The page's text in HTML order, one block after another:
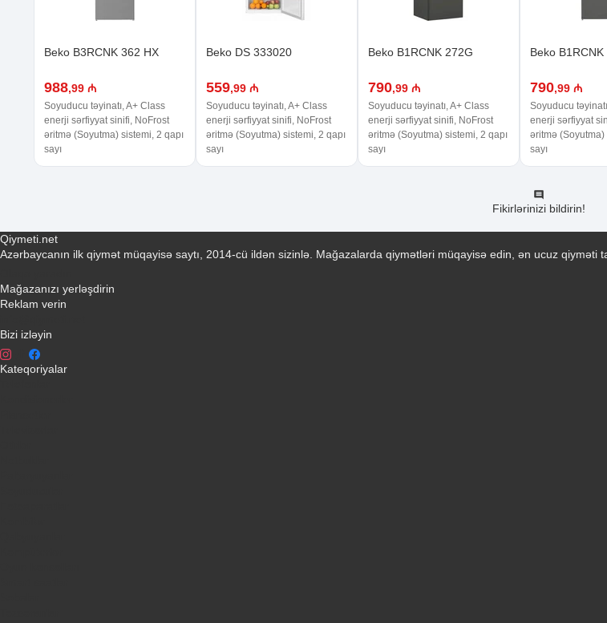
Beko B3RCNK 362 HX
988,99 ₼
Soyuducu təyinatı, A+ Class
enerji sərfiyyat sinifi, NoFrost
əritmə (Soyutma) sistemi, 2 qapı
sayı
Beko DS 333020
559,99 ₼
Soyuducu təyinatı, A+ Class
enerji sərfiyyat sinifi, NoFrost
əritmə (Soyutma) sistemi, 2 qapı
sayı
Beko B1RCNK 272G
790,99 ₼
Soyuducu təyinatı, A+ Class
enerji sərfiyyat sinifi, NoFrost
əritmə (Soyutma) sistemi, 2 qapı
sayı
Beko B1RCNK
790,99 ₼
Soyuducu
enerji sərfiyyat
əritmə (Soyutma)
sayı
Fikirlərinizi bildirin!
Qiymeti.net
Azərbaycanın ilk qiymət müqayisə saytı, 2014-cü ildən sizinlə. Mağazalarda qiymətləri müqayisə edin, ən ucuz qiyməti
Mağazanızı yerləşdirin
Reklam verin
Bizi izləyin
Kateqoriyalar